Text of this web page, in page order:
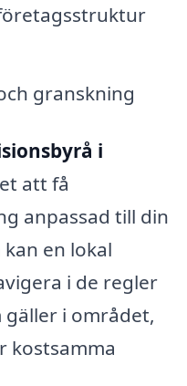
granskning
i
att få
anpassad till din
en lokal
i de regler
gäller i området,
kostsamma